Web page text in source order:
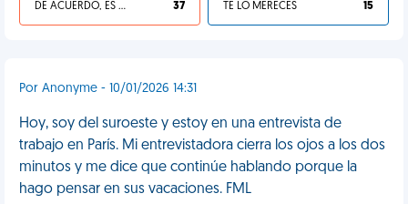
DE ACUERDO, ES UNA VIDA HP 37 TE LO MERECES 15
Por Anonyme - 10/01/2026 14:31
Hoy, soy del suroeste y estoy en una entrevista de
trabajo en París. Mi entrevistadora cierra los ojos a los dos
minutos y me dice que continúe hablando porque la
hago pensar en sus vacaciones. FML